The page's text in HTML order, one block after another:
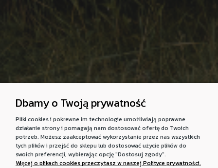
Dbamy o Twoją prywatność
Pliki cookies i pokrewne im technologie umożliwiają poprawne
działanie strony i pomagają nam dostosować ofertę do Twoich
potrzeb. Możesz zaakceptować wykorzystanie przez nas wszystkich
tych plików i przejść do sklepu lub dostosować użycie plików do
swoich preferencji, wybierając opcję "Dostosuj zgody".
Więcej o plikach cookies przeczytasz w naszej Polityce prywatności.